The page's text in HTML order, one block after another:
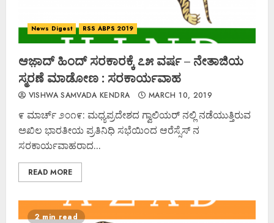
News Digest RSS ABPS 2019
ಆಜ಼ಾದ್ ಹಿಂದ್ ಸರಕಾರಕ್ಕೆ ೭೫ ವರ್ಷ – ನೇತಾಜಿಯ
ಸ್ಮರಣೆ ಮಾಡೋಣ : ಸರಕಾರ್ಯವಾಹ
VISHWA SAMVADA KENDRA MARCH 10, 2019
೯ ಮಾರ್ಚ್ ೨೦೧೯: ಮಧ್ಯಪ್ರದೇಶದ ಗ್ವಾಲಿಯರ್ ನಲ್ಲಿ ನಡೆಯುತ್ತಿರುವ
ಅಖಿಲ ಭಾರತೀಯ ಪ್ರತಿನಿಧಿ ಸಭೆಯಿಂದ ಆರೆಸ್ಸೆಸ್ ನ
ಸರಕಾರ್ಯವಾಹರಾದ...
READ MORE
2 min read